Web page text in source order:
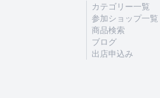
カテゴリー一覧
参加ショップ一覧
商品検索
ブログ
出店申込み